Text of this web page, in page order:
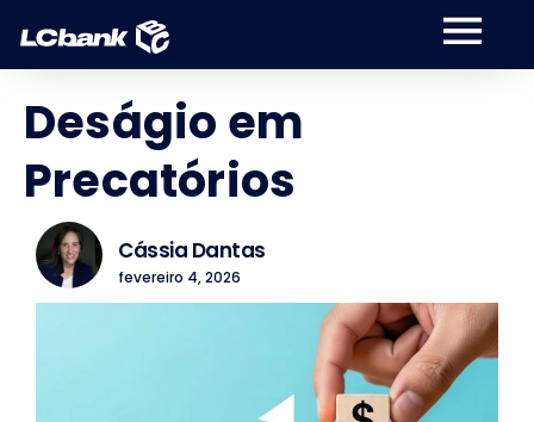
Deságio em
Precatórios
Cássia Dantas
fevereiro 4, 2026